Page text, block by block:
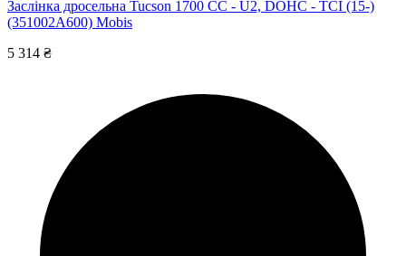
Заслінка дросельна Tucson 1700 CC - U2, DOHC - TCI (15-)
(351002A600) Mobis
5 314 ₴